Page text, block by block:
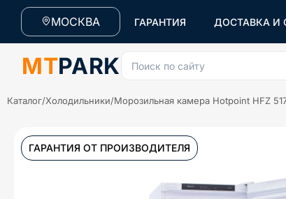
МОСКВА ГАРАНТИЯ ДОСТАВКА И
MTPARK Поиск по сайту
Каталог/Холодильники/Морозильная камера Hotpoint HFZ
ГАРАНТИЯ ОТ ПРОИЗВОДИТЕЛЯ